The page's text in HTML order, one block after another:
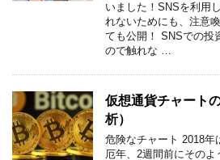
いました！SNSを利用
れないためにも、注意
ても公開！ SNSでの投
ので触れな …
仮想通貨チャート
析）
危険なチャート 2018年
厄年、2週間前にその